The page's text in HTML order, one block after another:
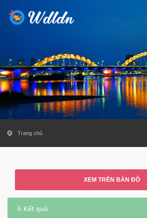
Trang chủ
XEM TRÊN BẢN ĐỒ
6 Kết quả